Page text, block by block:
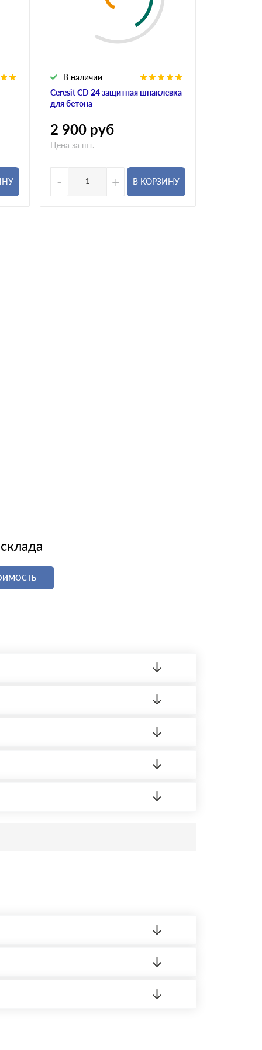
Ceresit CD 24 защитная шпаклевка
для бетона
В наличии
2 900 руб
Цена за шт.
- + В КОРЗИНУ